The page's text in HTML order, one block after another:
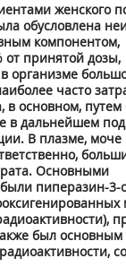
женского
обусловлена
компонентом,
принятой дозы,
организме
часто
основном, путем
в дальнейшем
В плазме,
Основными
пиперазин-3-
был основным